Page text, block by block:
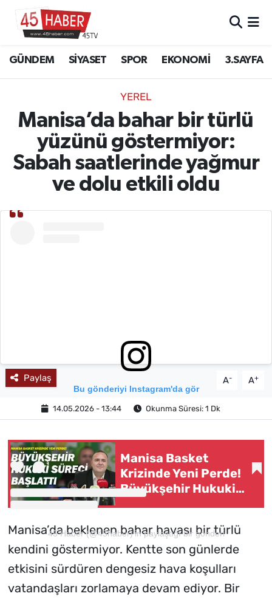
GÜNDEM SİYASET SPOR EKONOMİ 3.SAYFA
YEREL
Manisa’da bahar bir türlü
yüzünü göstermiyor:
Sabah saatlerinde yağmur
ve dolu etkili oldu
Bu gönderiyi Instagram'da gör
45 Haber (@45haber)'in paylaştığı bir gönderi
Paylaş A- A+
14.05.2026 - 13:44 Okunma Süresi: 1 Dk
Manisa Basket
Krizinde Yeni Perde!
Büyükşehir Hukuki
Manisa’da beklenen bahar havası bir türlü
kendini göstermiyor. Kentte son günlerde
etkisini sürdüren dengesiz hava koşulları
vatandaşları zorlamaya devam ediyor. Bir
SİYASET
SPOR
EKONOMİ
3.SAYFA
Manisa Hava Durumu
Manisa Namaz Vakitleri
Manisa Trafik Yoğunluk Haritası
Süper Lig Puan Durumu ve Fikstür